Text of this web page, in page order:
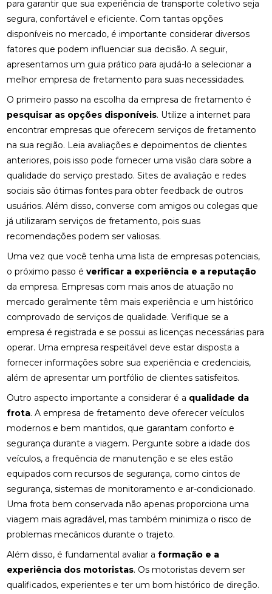
para garantir que sua experiência de transporte coletivo seja
segura, confortável e eficiente. Com tantas opções
disponíveis no mercado, é importante considerar diversos
fatores que podem influenciar sua decisão. A seguir,
apresentamos um guia prático para ajudá-lo a selecionar a
melhor empresa de fretamento para suas necessidades.
O primeiro passo na escolha da empresa de fretamento é
pesquisar as opções disponíveis. Utilize a internet para
encontrar empresas que oferecem serviços de fretamento
na sua região. Leia avaliações e depoimentos de clientes
anteriores, pois isso pode fornecer uma visão clara sobre a
qualidade do serviço prestado. Sites de avaliação e redes
sociais são ótimas fontes para obter feedback de outros
usuários. Além disso, converse com amigos ou colegas que
já utilizaram serviços de fretamento, pois suas
recomendações podem ser valiosas.
Uma vez que você tenha uma lista de empresas potenciais,
o próximo passo éverificar a experiência e a reputação
da empresa. Empresas com mais anos de atuação no
mercado geralmente têm mais experiência e um histórico
comprovado de serviços de qualidade. Verifique se a
empresa é registrada e se possui as licenças necessárias para
operar. Uma empresa respeitável deve estar disposta a
fornecer informações sobre sua experiência e credenciais,
além de apresentar um portfólio de clientes satisfeitos.
Outro aspecto importante a considerar é a qualidade da
frota. A empresa de fretamento deve oferecer veículos
modernos e bem mantidos, que garantam conforto e
segurança durante a viagem. Pergunte sobre a idade dos
veículos, a frequência de manutenção e se eles estão
equipados com recursos de segurança, como cintos de
segurança, sistemas de monitoramento e ar-condicionado.
Uma frota bem conservada não apenas proporciona uma
viagem mais agradável, mas também minimiza o risco de
problemas mecânicos durante o trajeto.
Além disso, é fundamental avaliar aformação e a
experiência dos motoristas. Os motoristas devem ser
qualificados, experientes e ter um bom histórico de direção.